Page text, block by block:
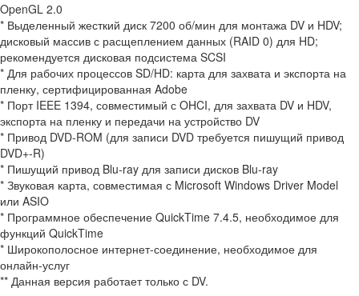
OpenGL 2.0
* Выделенный жесткий диск 7200 об/мин для монтажа DV и HDV;
дисковый массив с расщеплением данных (RAID 0) для HD;
рекомендуется дисковая подсистема SCSI
* Для рабочих процессов SD/HD: карта для захвата и экспорта на
пленку, сертифицированная Adobe
* Порт IEEE 1394, совместимый с OHCI, для захвата DV и HDV,
экспорта на пленку и передачи на устройство DV
* Привод DVD-ROM (для записи DVD требуется пишущий привод
DVD+-R)
* Пишущий привод Blu-ray для записи дисков Blu-ray
* Звуковая карта, совместимая с Microsoft Windows Driver Model
или ASIO
* Программное обеспечение QuickTime 7.4.5, необходимое для
функций QuickTime
* Широкополосное интернет-соединение, необходимое для
онлайн-услуг
** Данная версия работает только с DV.